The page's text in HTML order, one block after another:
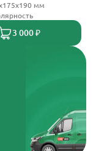
мм
3 000 ₽